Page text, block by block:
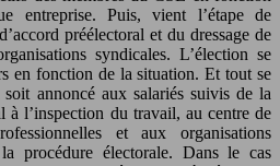
entreprise. Puis, vient l’étape de
préélectoral et du dressage de
syndicales. L’élection se
en fonction de la situation. Et tout se
annoncé aux salariés suivis de la
à l’inspection du travail, au centre de
et aux organisations
procédure électorale. Dans le cas